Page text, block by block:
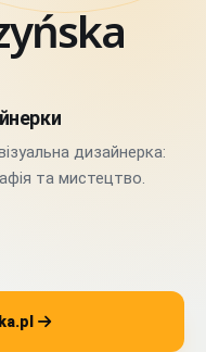
дизайнерка:
та мистецтво.